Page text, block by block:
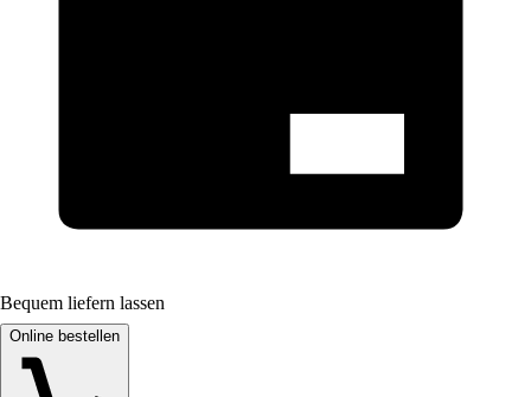
Bequem liefern lassen
Online bestellen